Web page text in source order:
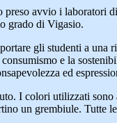
preso avvio i laboratori
grado di Vigasio.
gli studenti a una
e la
ed
I colori utilizzati sono
un grembiule. Tutte